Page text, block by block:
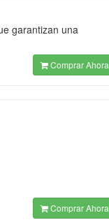
garantizan una
Comprar Ahora
Comprar Ahora